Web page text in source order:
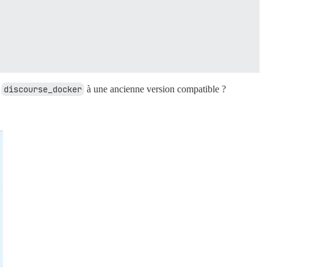
discourse_docker à une ancienne version compatible ?